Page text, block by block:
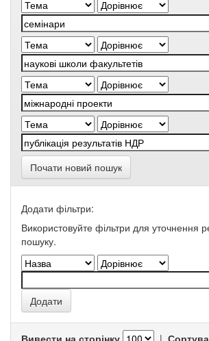
Почати новий пошук
Додати фільтри:
Використовуйте фільтри для уточнення
пошуку.
Вивести на сторінку |